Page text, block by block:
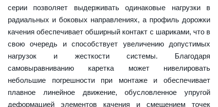
серии позволяет выдерживать одинаковые нагрузки в
радиальных и боковых направлениях, а профиль дорожки
качения обеспечивает обширный контакт с шариками, что в
свою очередь и способствует увеличению допустимых
нагрузок и жесткости системы. Благодаря
самовыравниванию каретка может нивелировать
небольшие погрешности при монтаже и обеспечивает
плавное линейное движение, обусловленное упругой
деформацией элементов качения и смещением точек